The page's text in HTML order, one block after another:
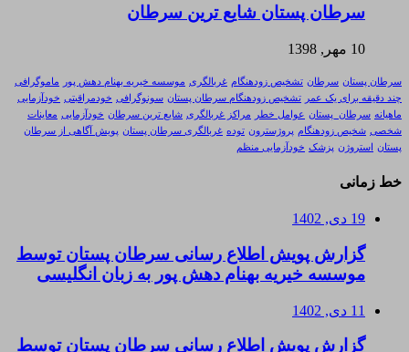
سرطان پستان شایع ترین سرطان
10 مهر, 1398
سرطان پستان سرطان تشخیص زودهنگام غربالگری موسسه خیریه بهنام دهش پور
ماموگرافی
چند دقیقه برای یک عمر
تشخیص زودهنگام سرطان پستان سونوگرافی خودمراقبتی خودآزمایی
ماهیانه سرطان_پستان عوامل خطر مراکز غربالگری شایع ترین سرطان خودآزمایی معاینات
شخصی شخیص زودهنگام پروژسترون توده غربالگری سرطان پستان پویش آگاهی از سرطان
پستان
استروژن پزشک خودآزمایی منظم
خط زمانی
19 دی, 1402
گزارش پویش اطلاع رسانی سرطان پستان توسط
موسسه خیریه بهنام دهش پور به زبان انگلیسی
11 دی, 1402
گزارش پویش اطلاع رسانی سرطان پستان توسط